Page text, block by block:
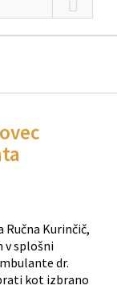
Ručna Kurinčič,
v splošni
dr.
kot izbrano